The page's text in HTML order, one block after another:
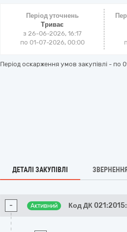
Період уточнень
Триває
з 26-06-2026, 16:17
по 01-07-2026, 00:00
Період оскарження умов закупівлі - по
ДЕТАЛІ ЗАКУПІВЛІ ЗВЕРНЕННЯ
- Активний Код ДК